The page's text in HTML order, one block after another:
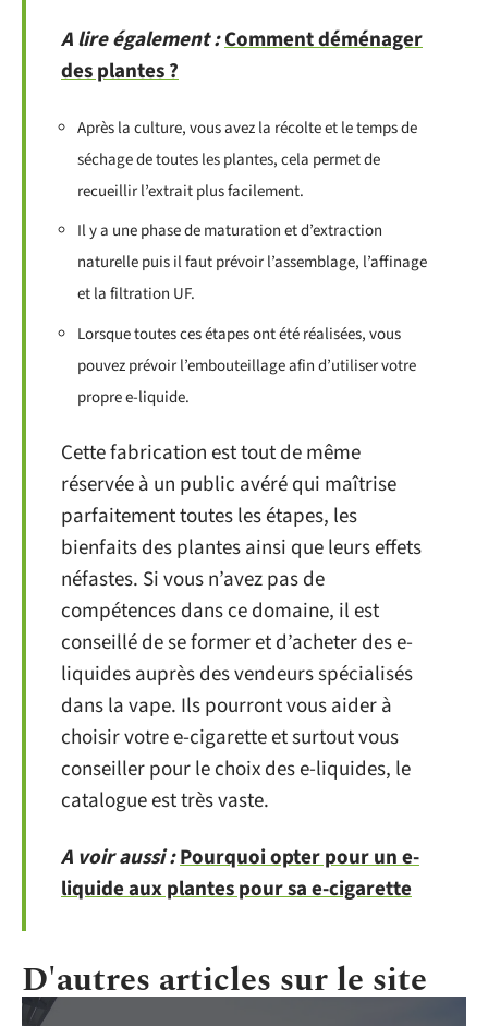
A lire également :Comment déménager
des plantes ?
Après la culture, vous avez la récolte et le temps de
séchage de toutes les plantes, cela permet de
recueillir l’extrait plus facilement.
Il y a une phase de maturation et d’extraction
naturelle puis il faut prévoir l’assemblage, l’affinage
et la filtration UF.
Lorsque toutes ces étapes ont été réalisées, vous
pouvez prévoir l’embouteillage afin d’utiliser votre
propre e-liquide.
Cette fabrication est tout de même
réservée à un public avéré qui maîtrise
parfaitement toutes les étapes, les
bienfaits des plantes ainsi que leurs effets
néfastes. Si vous n’avez pas de
compétences dans ce domaine, il est
conseillé de se former et d’acheter des e-
liquides auprès des vendeurs spécialisés
dans la vape. Ils pourront vous aider à
choisir votre e-cigarette et surtout vous
conseiller pour le choix des e-liquides, le
catalogue est très vaste.
A voir aussi :Pourquoi opter pour un e-
liquide aux plantes pour sa e-cigarette
D'autres articles sur le site